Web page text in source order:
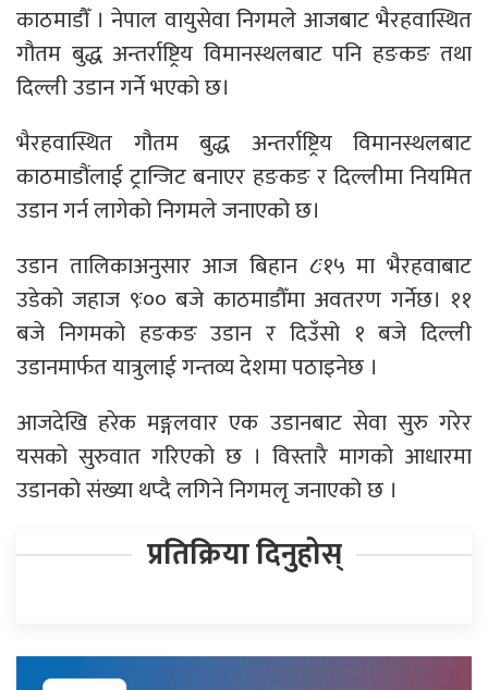
काठमाडौँ । नेपाल वायुसेवा निगमले आजबाट भैरहवास्थित
गौतम बुद्ध अन्तर्राष्ट्रिय विमानस्थलबाट पनि हङकङ तथा
दिल्ली उडान गर्ने भएको छ।
भैरहवास्थित गौतम बुद्ध अन्तर्राष्ट्रिय विमानस्थलबाट
काठमाडौंलाई ट्रान्जिट बनाएर हङकङ र दिल्लीमा नियमित
उडान गर्न लागेको निगमले जनाएको छ।
उडान तालिकाअनुसार आज बिहान ८ः१५ मा भैरहवाबाट
उडेको जहाज ९ः०० बजे काठमाडौँमा अवतरण गर्नेछ। ११
बजे निगमको हङकङ उडान र दिउँसो १ बजे दिल्ली
उडानमार्फत यात्रुलाई गन्तव्य देशमा पठाइनेछ ।
आजदेखि हरेक मङ्गलवार एक उडानबाट सेवा सुरु गरेर
यसको सुरुवात गरिएको छ । विस्तारै मागको आधारमा
उडानको संख्या थप्दै लगिने निगमलृ जनाएको छ ।
प्रतिक्रिया दिनुहोस्